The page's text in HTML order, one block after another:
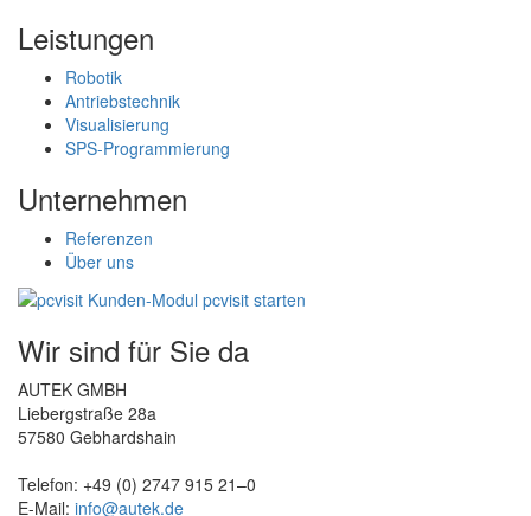
Leistungen
Robotik
Antriebstechnik
Visualisierung
SPS-Programmierung
Unternehmen
Referenzen
Über uns
Wir sind für Sie da
AUTEK GMBH
Liebergstraße 28a
57580 Gebhardshain
Telefon: +49 (0) 2747 915 21–0
E-Mail: info@autek.de